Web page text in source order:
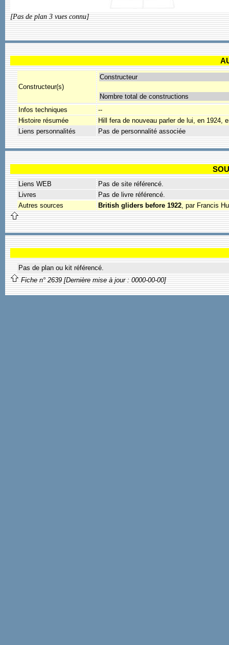
[Pas de plan 3 vues connu]
Constructeur(s)
Constructeur
Nombre total de constructions
Infos techniques
--
Histoire résumée
Hill fera de nouveau parler de lui, en 1924,
Liens personnalités
Pas de personnalité associée
Liens WEB
Pas de site référencé.
Livres
Pas de livre référencé.
Autres sources
British gliders before 1922 , par Francis
Pas de plan ou kit référencé.
Fiche n° 2639 [Dernière mise à jour : 0000-00-00]